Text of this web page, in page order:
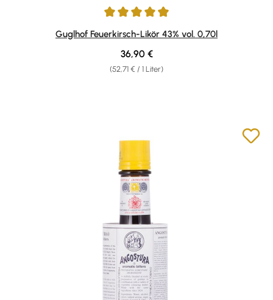
Durchschnittliche Bewertung von 4.94 von 5 Sternen
Guglhof Feuerkirsch-Likör 43% vol. 0,70l
(52,71 € / 1 Liter)
Regulärer Preis:
36,90 €